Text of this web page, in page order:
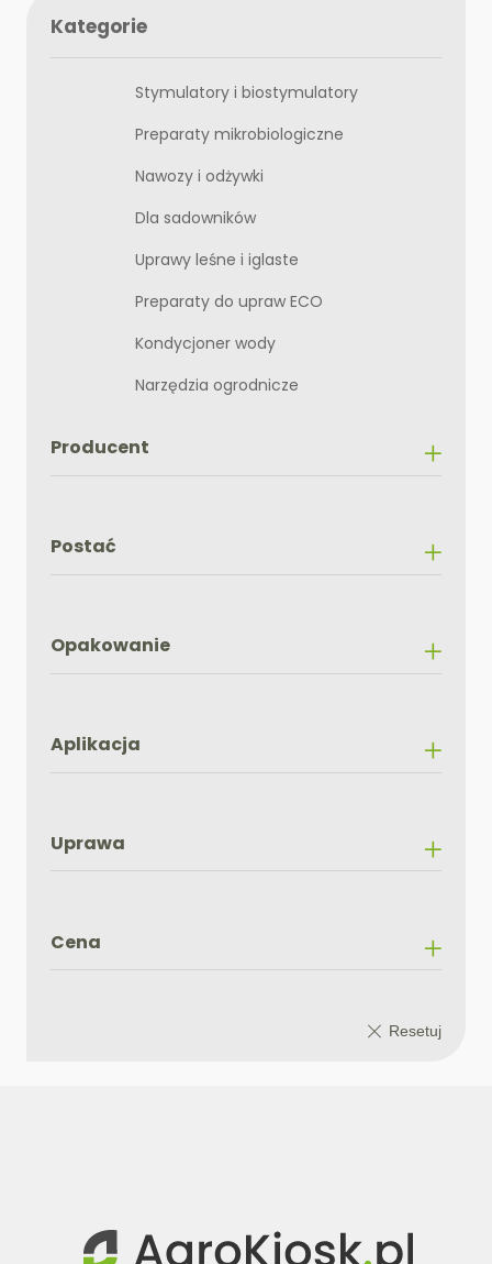
Kategorie
Stymulatory i biostymulatory
Preparaty mikrobiologiczne
Nawozy i odżywki
Dla sadowników
Uprawy leśne i iglaste
Preparaty do upraw ECO
Kondycjoner wody
Narzędzia ogrodnicze
Producent
Postać
Opakowanie
Aplikacja
Uprawa
Cena